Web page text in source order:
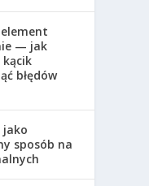
— jak
błędów
jako
sposób na